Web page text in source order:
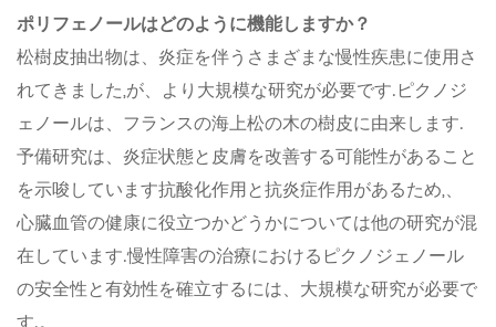
ポリフェノールはどのように機能しますか？
松樹皮抽出物は、炎症を伴うさまざまな慢性疾患に使用さ
れてきました,が、より大規模な研究が必要です.ピクノジ
ェノールは、フランスの海上松の木の樹皮に由来します.
予備研究は、炎症状態と皮膚を改善する可能性があること
を示唆しています抗酸化作用と抗炎症作用があるため,、
心臓血管の健康に役立つかどうかについては他の研究が混
在しています.慢性障害の治療におけるピクノジェノール
の安全性と有効性を確立するには、大規模な研究が必要で